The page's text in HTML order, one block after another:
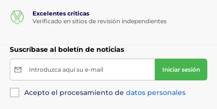
Excelentes críticas
Verificado en sitios de revisión independientes
Suscríbase al boletín de noticias
Introduzca aquí su e-mail Iniciar sesión
Acepto el procesamiento de datos personales